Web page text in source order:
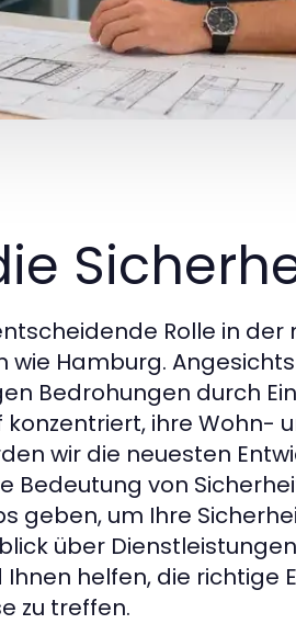
Rolle in
Hamburg.
Bedrohungen durch
ihre Wohn-
wir die neuesten
Bedeutung von
geben, um Ihre
über
Ihnen helfen, die richtige
zu treffen.